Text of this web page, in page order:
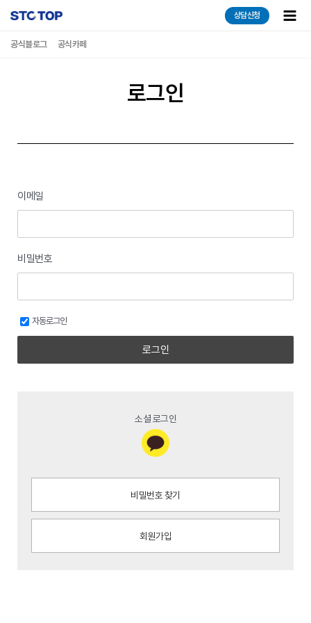
건너뛰기
상담신청
Main
공식블로그 공식카페
로그인
이메일
비밀번호
자동로그인
로그인
소셜 로그인
비밀번호 찾기
회원가입